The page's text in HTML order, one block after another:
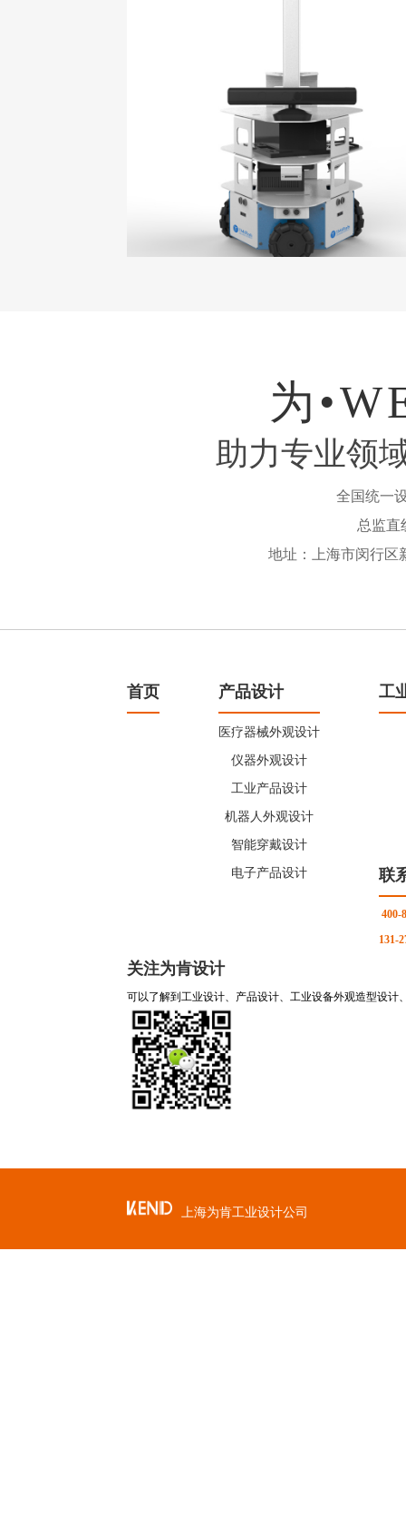
为
助力专业领
全国统一
总监直
地址：上海市闵行区
首页 产品设计
医疗器械外观设计
仪器外观设计
工业产品设计
机器人外观设计
智能穿戴设计
电子产品设计
工
联
400-
131-
关注为肯设计
可以了解到工业设计、产品设计、工业设备外观造型设
上海为肯工业设计公司